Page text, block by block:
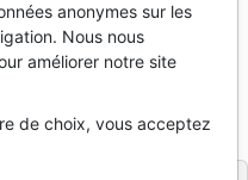
patriarches
anonymes sur les
Nous nous
améliorer notre site
de choix, vous acceptez